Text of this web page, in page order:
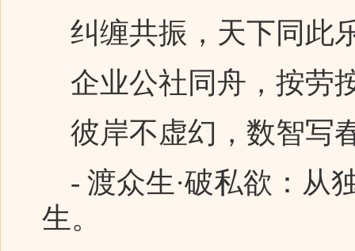
纠缠共振，天下同此
企业公社同舟，按劳
彼岸不虚幻，数智写
- 渡众生·破私欲：从
生。